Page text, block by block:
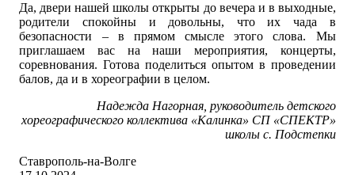
Да, двери нашей школы открыты до вечера и в выходные,
родители спокойны и довольны, что их чада в
безопасности – в прямом смысле этого слова. Мы
приглашаем вас на наши мероприятия, концерты,
соревнования. Готова поделиться опытом в проведении
балов, да и в хореографии в целом.
Надежда Нагорная, руководитель детского
хореографического коллектива «Калинка» СП «СПЕКТР»
школы с. Подстепки
Ставрополь-на-Волге